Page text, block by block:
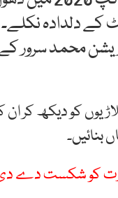
دلدادہ
محمد سرور کے
کو دیکھ کر
بنائیں۔